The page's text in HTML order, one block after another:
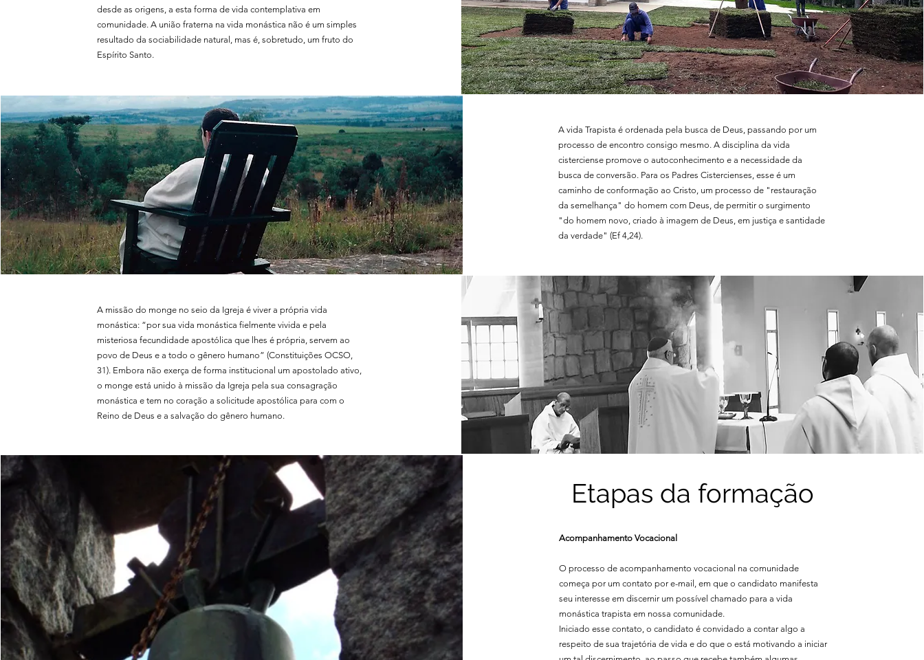
desde as origens, a esta forma de vida contemplativa em
comunidade. A união fraterna na vida monástica não é um simples
resultado da sociabilidade natural, mas é, sobretudo, um fruto do
Espírito Santo.
A vida Trapista é ordenada pela busca de Deus, passando por um
processo de encontro consigo mesmo. A disciplina da vida
cisterciense promove o autoconhecimento e a necessidade da
busca de conversão. Para os Padres Cistercienses, esse é um
caminho de conformação ao Cristo, um processo de "restauração
da semelhança" do homem com Deus, de permitir o surgimento
"do homem novo, criado à imagem de Deus, em justiça e santidade
da verdade" (Ef 4,24).
A missão do monge no seio da Igreja é viver a própria vida
monástica: “por sua vida monástica fielmente vivida e pela
misteriosa fecundidade apostólica que lhes é própria, servem ao
povo de Deus e a todo o gênero humano” (Constituições OCSO,
31). Embora não exerça de forma institucional um apostolado ativo,
o monge está unido à missão da Igreja pela sua consagração
monástica e tem no coração a solicitude apostólica para com o
Reino de Deus e a salvação do gênero humano.
Etapas da formação
Acompanhamento Vocacional
O processo de acompanhamento vocacional na comunidade
começa por um contato por e-mail, em que o candidato manifesta
seu interesse em discernir um possível chamado para a vida
monástica trapista em nossa comunidade.
Iniciado esse contato, o candidato é convidado a contar algo a
respeito de sua trajetória de vida e do que o está motivando a iniciar